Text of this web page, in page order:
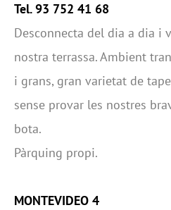
Tel. 93 752 41 68
Desconnecta del dia a dia i
nostra terrassa. Ambient
i grans, gran varietat de
sense provar les nostres
bota.
Pàrquing propi.
MONTEVIDEO 4